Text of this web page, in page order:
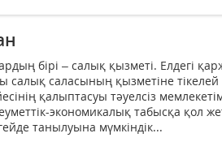
бірі – салық қызметі. Елдегі
салық саласы­ның қызметіне тіке­лей
қалып­тасуы тәуелсіз
эко­номикалық табысқа қол
танылуына мүмкін­дік...